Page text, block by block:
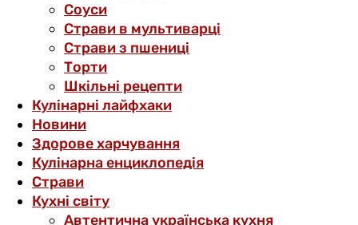
Соуси
Страви в мультиварці
Страви з пшениці
Торти
Шкільні рецепти
Кулінарні лайфхаки
Новини
Здорове харчування
Кулінарна енциклопедія
Страви
Кухні світу
Автентична українська кухня